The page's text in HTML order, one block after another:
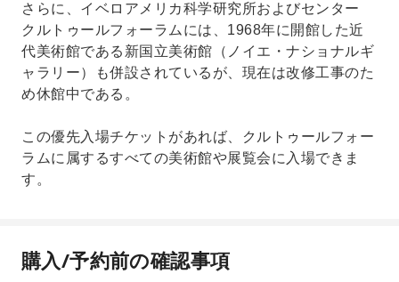
さらに、イベロアメリカ科学研究所およびセンター
クルトゥールフォーラムには、1968年に開館した近
代美術館である新国立美術館（ノイエ・ナショナルギ
ャラリー）も併設されているが、現在は改修工事のた
め休館中である。
この優先入場チケットがあれば、クルトゥールフォー
ラムに属するすべての美術館や展覧会に入場できま
す。
購入/予約前の確認事項